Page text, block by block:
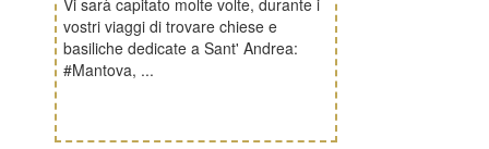
Vi sarà capitato molte volte, durante i
vostri viaggi di trovare chiese e
basiliche dedicate a Sant' Andrea:
#Mantova, ...